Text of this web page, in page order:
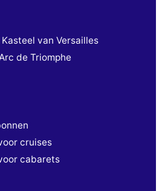
van Versailles
de Triomphe
cruises
cabarets